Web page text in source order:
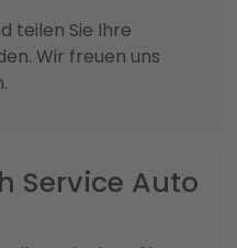
teilen Sie Ihre
Wir freuen uns
Service Auto